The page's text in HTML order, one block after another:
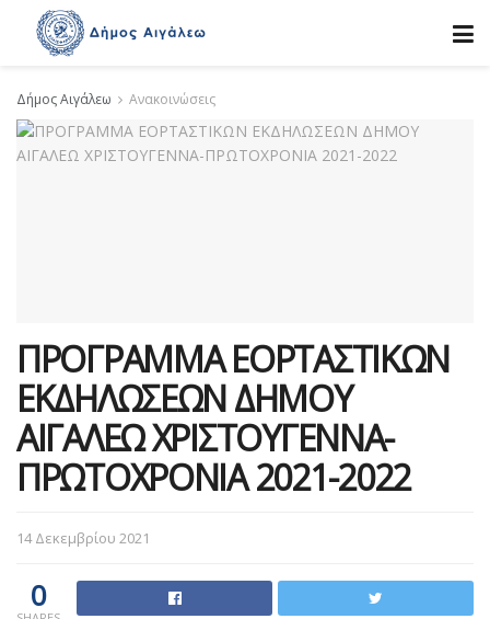
Δήμος Αιγάλεω Ανακοινώσεις
ΠΡΟΓΡΑΜΜΑ ΕΟΡΤΑΣΤΙΚΩΝ
ΕΚΔΗΛΩΣΕΩΝ ΔΗΜΟΥ
ΑΙΓΑΛΕΩ ΧΡΙΣΤΟΥΓΕΝΝΑ-
ΠΡΩΤΟΧΡΟΝΙΑ 2021-2022
14 Δεκεμβρίου 2021
0